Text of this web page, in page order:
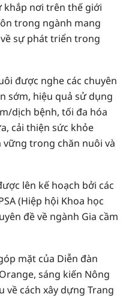
khắp nơi trên thế giới
trong ngành mang
sự phát triển trong
được nghe các chuyên
sớm, hiệu quả sử dụng
dịch bệnh, tối đa hóa
cải thiện sức khỏe
trong chăn nuôi và
lên kế hoạch bởi các
(Hiệp hội Khoa học
đề về ngành Gia cầm
mặt của Diễn đàn
sáng kiến Nông
về cách xây dựng Trang